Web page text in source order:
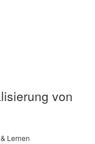
von
Lernen